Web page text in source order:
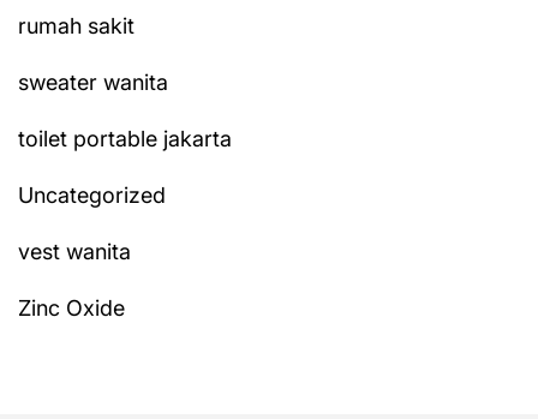
rumah sakit
sweater wanita
toilet portable jakarta
Uncategorized
vest wanita
Zinc Oxide